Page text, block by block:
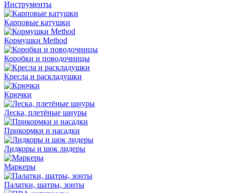
Инструменты
Карповые катушки
Кормушки Method
Коробки и поводочницы
Кресла и раскладушки
Крючки
Леска, плетёные шнуры
Прикормки и насадки
Лидкоры и шок лидеры
Маркеры
Палатки, шатры, зонты